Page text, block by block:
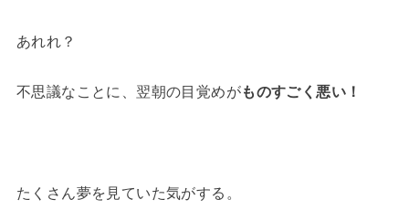
あれれ？
不思議なことに、翌朝の目覚めがものすごく悪い！
たくさん夢を見ていた気がする。